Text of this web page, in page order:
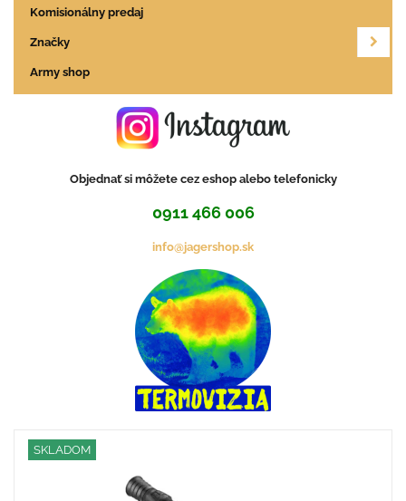
Komisionálny predaj
Značky
Army shop
Objednať si môžete cez eshop alebo telefonicky
0911 466 006
info@jagershop.sk
SKLADOM